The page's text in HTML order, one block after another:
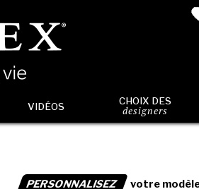
VIDÉOS CHOIX DES
designers
PERSONNALISEZ votre